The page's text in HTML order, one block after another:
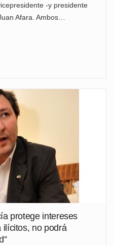
-y presidente
Afara. Ambos…
protege intereses
ilícitos, no podrá